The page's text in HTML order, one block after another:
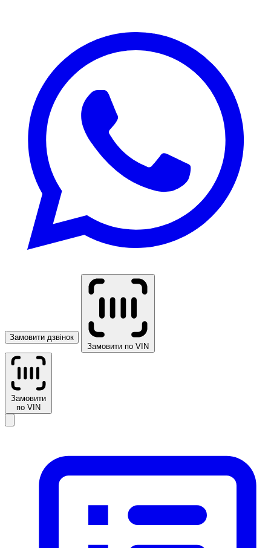
Замовити дзвінок
Замовити по VIN
Замовити
по VIN